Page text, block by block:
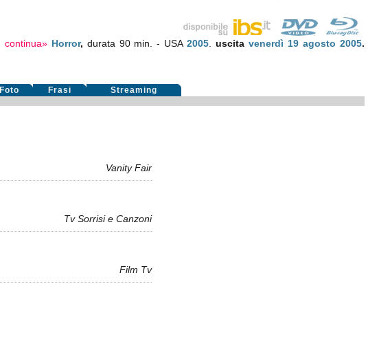
continua» Horror, durata 90 min. - USA2005 .uscitavenerdì 19 agosto 2005.
Foto Frasi Streaming
Vanity Fair
Tv Sorrisi e Canzoni
Film Tv